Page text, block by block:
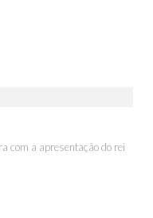
com a apresentação do rei